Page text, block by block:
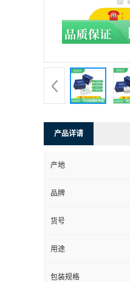
产品详请
产地
品牌
货号
用途
包装规格